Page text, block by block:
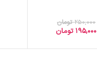
250,000 تومان
195,000 تومان